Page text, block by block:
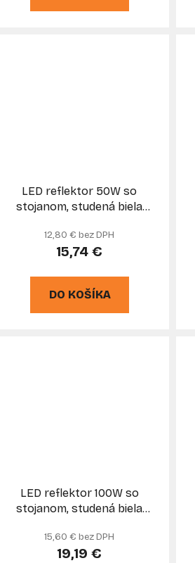
LED reflektor 50W so
stojanom, studená biela
12,80 € bez DPH
15,74 €
DO KOŠÍKA
LED reflektor 100W so
stojanom, studená biela
15,60 € bez DPH
19,19 €